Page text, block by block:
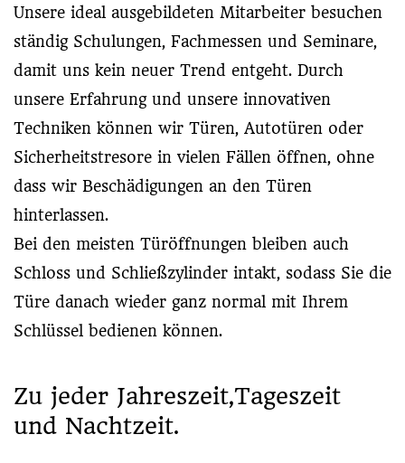
Unsere ideal ausgebildeten Mitarbeiter besuchen
ständig Schulungen, Fachmessen und Seminare,
damit uns kein neuer Trend entgeht. Durch
unsere Erfahrung und unsere innovativen
Techniken können wir Türen, Autotüren oder
Sicherheitstresore in vielen Fällen öffnen, ohne
dass wir Beschädigungen an den Türen
hinterlassen.
Bei den meisten Türöffnungen bleiben auch
Schloss und Schließzylinder intakt, sodass Sie die
Türe danach wieder ganz normal mit Ihrem
Schlüssel bedienen können.
Zu jeder Jahreszeit,Tageszeit
und Nachtzeit.